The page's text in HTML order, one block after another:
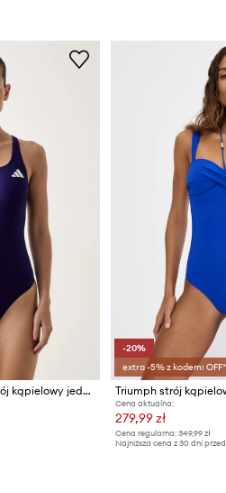
adidas Performance strój kąpielowy jednoczęściowy damski
-20%
extra -5% z kodem: OFF*
Cena aktualna:
279,99 zł
Cena regularna: 349,99 zł
Najniższa cena z 30 dni